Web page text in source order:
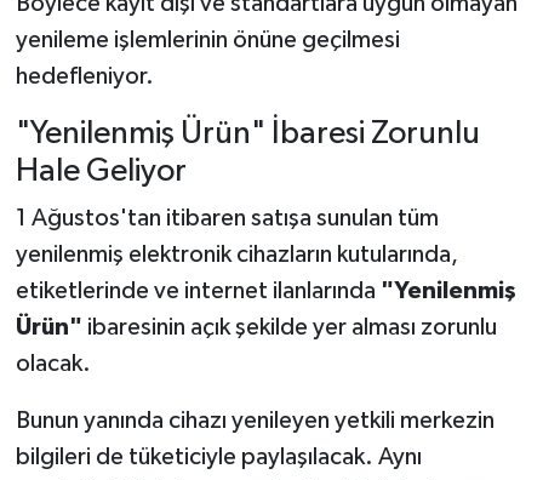
yenileme işlemlerinin önüne geçilmesi
hedefleniyor.
"Yenilenmiş Ürün" İbaresi Zorunlu
Hale Geliyor
1 Ağustos'tan itibaren satışa sunulan tüm
yenilenmiş elektronik cihazların kutularında,
etiketlerinde ve internet ilanlarında "Yenilenmiş
Ürün" ibaresinin açık şekilde yer alması zorunlu
olacak.
Bunun yanında cihazı yenileyen yetkili merkezin
bilgileri de tüketiciyle paylaşılacak. Aynı